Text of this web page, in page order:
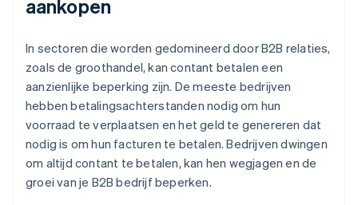
aankopen
In sectoren die worden gedomineerd door B2B relaties,
zoals de groothandel, kan contant betalen een
aanzienlijke beperking zijn. De meeste bedrijven
hebben betalingsachterstanden nodig om hun
voorraad te verplaatsen en het geld te genereren dat
nodig is om hun facturen te betalen. Bedrijven dwingen
om altijd contant te betalen, kan hen wegjagen en de
groei van je B2B bedrijf beperken.